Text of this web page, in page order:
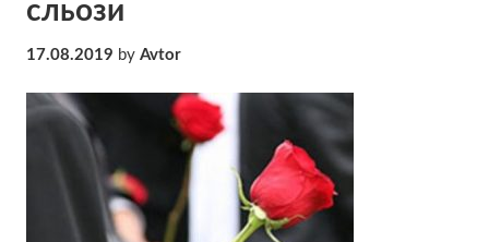
сльози
17.08.2019 by Avtor